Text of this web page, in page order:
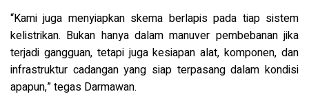
“Kami juga menyiapkan skema berlapis pada tiap sistem
kelistrikan. Bukan hanya dalam manuver pembebanan jika
terjadi gangguan, tetapi juga kesiapan alat, komponen, dan
infrastruktur cadangan yang siap terpasang dalam kondisi
apapun,” tegas Darmawan.